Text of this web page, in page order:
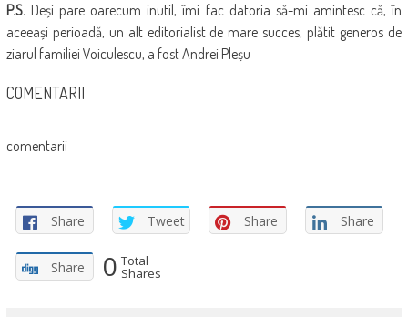
P.S.Deși pare oarecum inutil, îmi fac datoria să-mi amintesc că, în
aceeași perioadă, un alt editorialist de mare succes, plătit generos de
ziarul familiei Voiculescu, a fost Andrei Pleșu
COMENTARII
comentarii
Share Tweet Share Share
Share 0 Total
Shares